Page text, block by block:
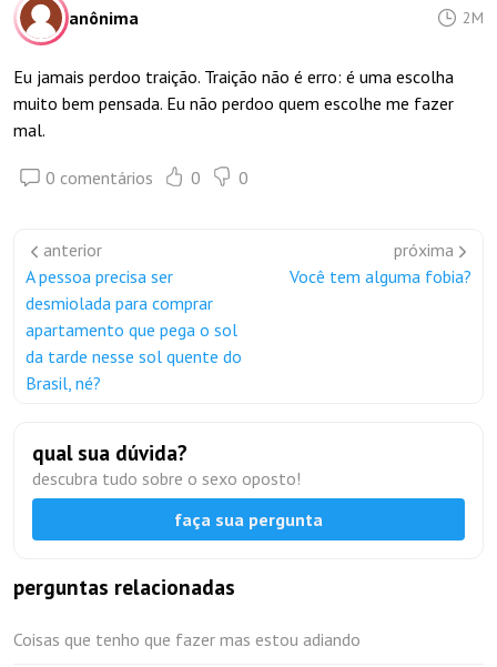
anônima 2M
Eu jamais perdoo traição. Traição não é erro: é uma escolha
muito bem pensada. Eu não perdoo quem escolhe me fazer
mal.
0 comentários 0 0
anterior
A pessoa precisa ser
desmiolada para comprar
apartamento que pega o sol
da tarde nesse sol quente do
Brasil, né?
próxima
Você tem alguma fobia?
qual sua dúvida?
descubra tudo sobre o sexo oposto!
faça sua pergunta
perguntas relacionadas
Coisas que tenho que fazer mas estou adiando